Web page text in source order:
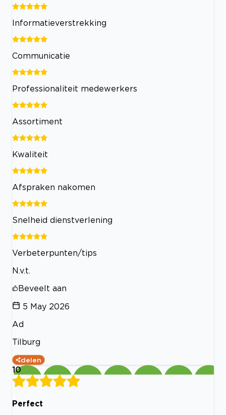
Informatieverstrekking
Communicatie
Professionaliteit medewerkers
Assortiment
Kwaliteit
Afspraken nakomen
Snelheid dienstverlening
Verbeterpunten/tips
N.v.t.
Beveelt aan
5 May 2026
Ad
Tilburg
delen
10
Perfect